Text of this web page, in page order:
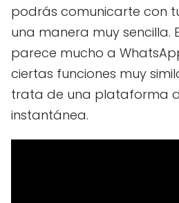
podrás comunicarte con
una manera muy sencilla.
parece mucho a
ciertas funciones muy
trata de una plataforma
instantánea.